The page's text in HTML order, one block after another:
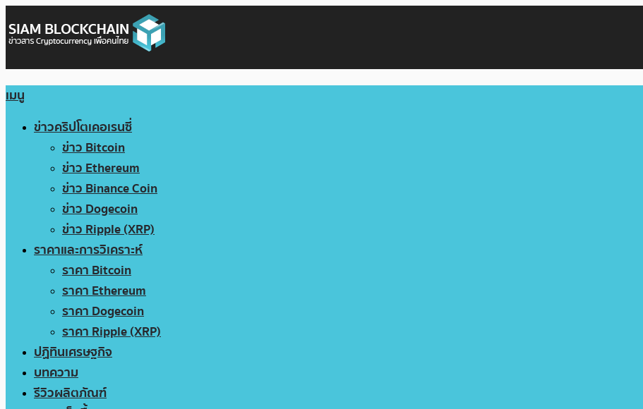
เมนู
ข่าวคริปโตเคอเรนซี่
ข่าว Bitcoin
ข่าว Ethereum
ข่าว Binance Coin
ข่าว Dogecoin
ข่าว Ripple (XRP)
ราคาและการวิเคราะห์
ราคา Bitcoin
ราคา Ethereum
ราคา Dogecoin
ราคา Ripple (XRP)
ปฏิทินเศรษฐกิจ
บทความ
รีวิวผลิตภัณฑ์